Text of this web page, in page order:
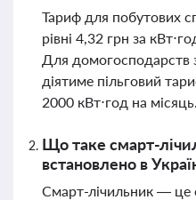
Тариф для побутових
рівні 4,32 грн за
Для домогосподарств
діятиме пільговий
2000 кВт⋅год на місяць.
Що таке смарт-
встановлено в
Смарт-лічильник — це